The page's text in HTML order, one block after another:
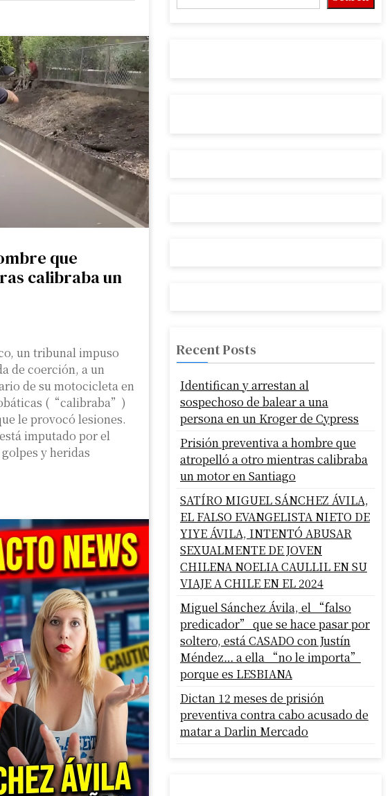
que
calibraba un
un tribunal impuso
de coerción, a un
de su motocicleta en
(“calibraba”)
le provocó lesiones.
imputado por el
y heridas
Recent Posts
Identifican y arrestan al
sospechoso de balear a una
persona en un Kroger de Cypress
Prisión preventiva a hombre que
atropelló a otro mientras calibraba
un motor en Santiago
SATÍRO MIGUEL SÁNCHEZ ÁVILA,
EL FALSO EVANGELISTA NIETO DE
YIYE ÁVILA, INTENTÓ ABUSAR
SEXUALMENTE DE JOVEN
CHILENA NOELIA CAULLIL EN SU
VIAJE A CHILE EN EL 2024
Miguel Sánchez Ávila, el “falso
predicador” que se hace pasar por
soltero, está CASADO con Justín
Méndez… a ella “no le importa”
porque es LESBIANA
Dictan 12 meses de prisión
preventiva contra cabo acusado de
matar a Darlin Mercado